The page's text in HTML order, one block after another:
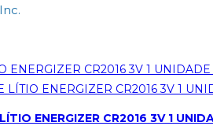
ENERGIZER CR2016 3V 1